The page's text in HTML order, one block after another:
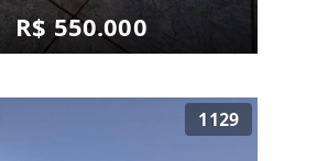
R$ 550.000
1129